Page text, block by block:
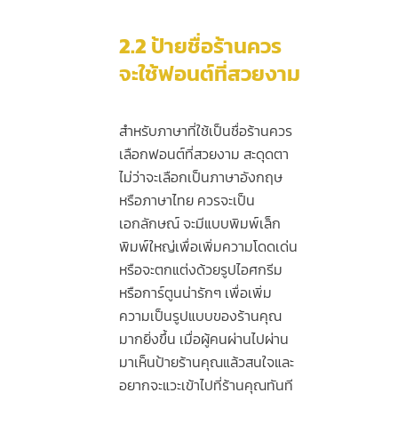
2.2ป้ายชื่อร้านควร
จะใช้ฟอนต์ที่สวยงาม
สำหรับภาษาที่ใช้เป็นชื่อร้านควร
เลือกฟอนต์ที่สวยงาม สะดุดตา
ไม่ว่าจะเลือกเป็นภาษาอังกฤษ
หรือภาษาไทย ควรจะเป็น
เอกลักษณ์ จะมีแบบพิมพ์เล็ก
พิมพ์ใหญ่เพื่อเพิ่มความโดดเด่น
หรือจะตกแต่งด้วยรูปไอศกรีม
หรือการ์ตูนน่ารักๆ เพื่อเพิ่ม
ความเป็นรูปแบบของร้านคุณ
มากยิ่งขึ้น เมื่อผู้คนผ่านไปผ่าน
มาเห็นป้ายร้านคุณแล้วสนใจและ
อยากจะแวะเข้าไปที่ร้านคุณทันที